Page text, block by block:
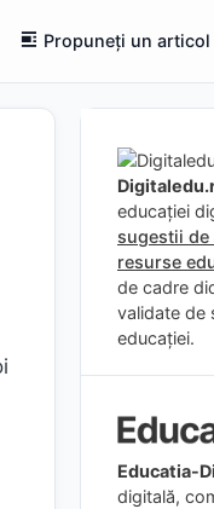
Propuneți un articol
educației
sugestii de
resurse
de cadre
validate de
educației.
Educatia-
digitală,